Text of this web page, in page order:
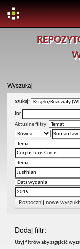
Wyszukaj
Szukaj:
for
Aktualne filtry:
Rozpocznij nowe
Dodaj filtr:
Uzyj filtrów aby zagęścić